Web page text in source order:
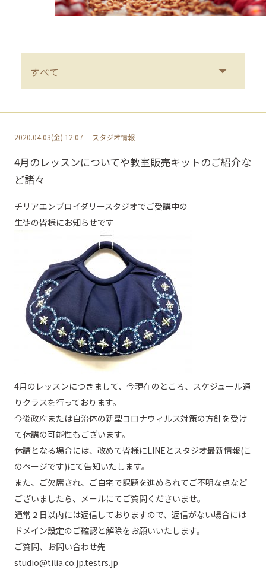
2020.04.03(金) 12:07 スタジオ情報
4月のレッスンについてや教室販売キットのご紹介な
ど諸々
チリアエンブロイダリースタジオでご受講中の
生徒の皆様にお知らせです
4月のレッスンにつきまして、今現在のところ、スケジュール通
りクラスを行っております。
今後政府または自治体の新型コロナウィルス対策の方針を受け
て休講の可能性もございます。
休講となる場合には、改めて皆様にLINEとスタジオ最新情報(こ
のページです)にて告知いたします。
また、ご欠席され、ご自宅で課題を進められてご不明な点など
ございましたら、メールにてご質問くださいませ。
通常２日以内には返信しておりますので、返信がない場合には
ドメイン設定のご確認と解除をお願いいたします。
ご質問、お問い合わせ先
studio@tilia.co.jp.testrs.jp